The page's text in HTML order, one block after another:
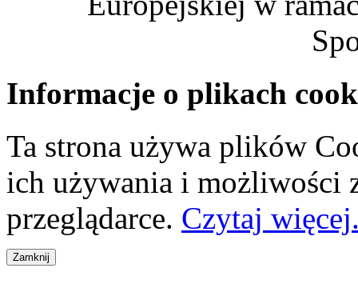
Informacje o plikach
Ta strona używa plików
ich używania i możliwości
przeglądarce. Czytaj